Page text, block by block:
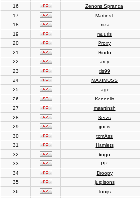
16
Zenons Spranda
17
MartinsT
18
miza
19
muuris
20
Proxy
21
Hindo
22
arcy
23
xls99
24
MAXIMUSS
25
rage
26
Kaneelis
27
maartinsh
28
Berzs
29
gucis
30
tomAss
31
Hamlets
32
bugo
33
PP
34
Droopy
35
jurgisons
36
Tonijs